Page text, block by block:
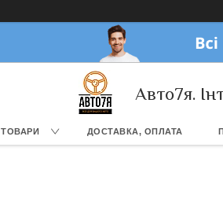
Авто7я.
ТОВАРИ ДОСТАВКА, ОПЛАТА